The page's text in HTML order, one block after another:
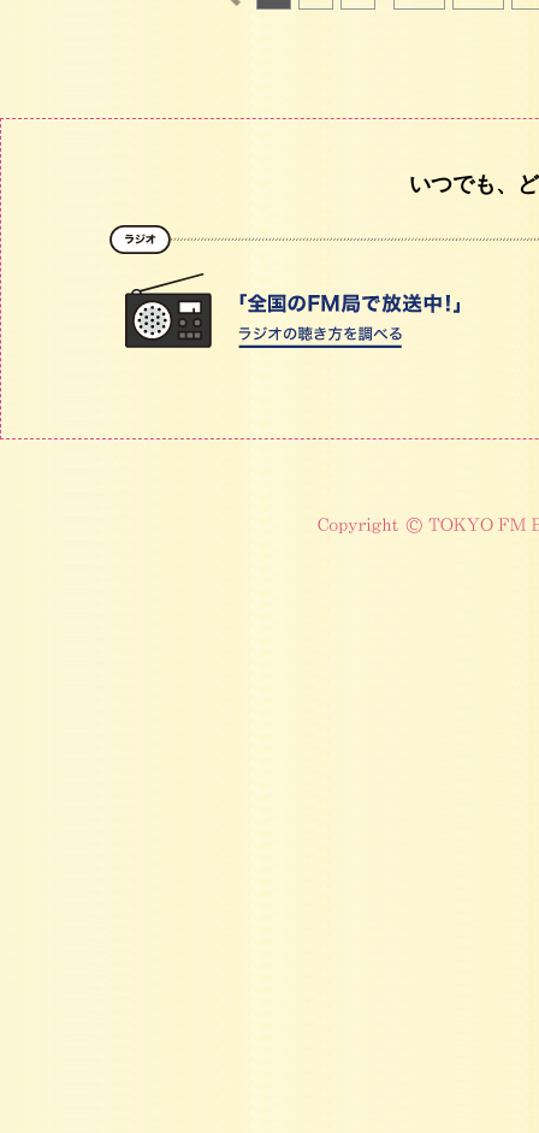
いつでも、